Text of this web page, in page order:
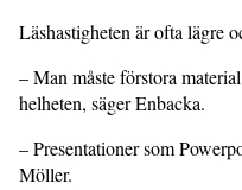
Läshastigheten är ofta lägre
– Man måste förstora
helheten, säger Enbacka.
– Presentationer som
Möller.